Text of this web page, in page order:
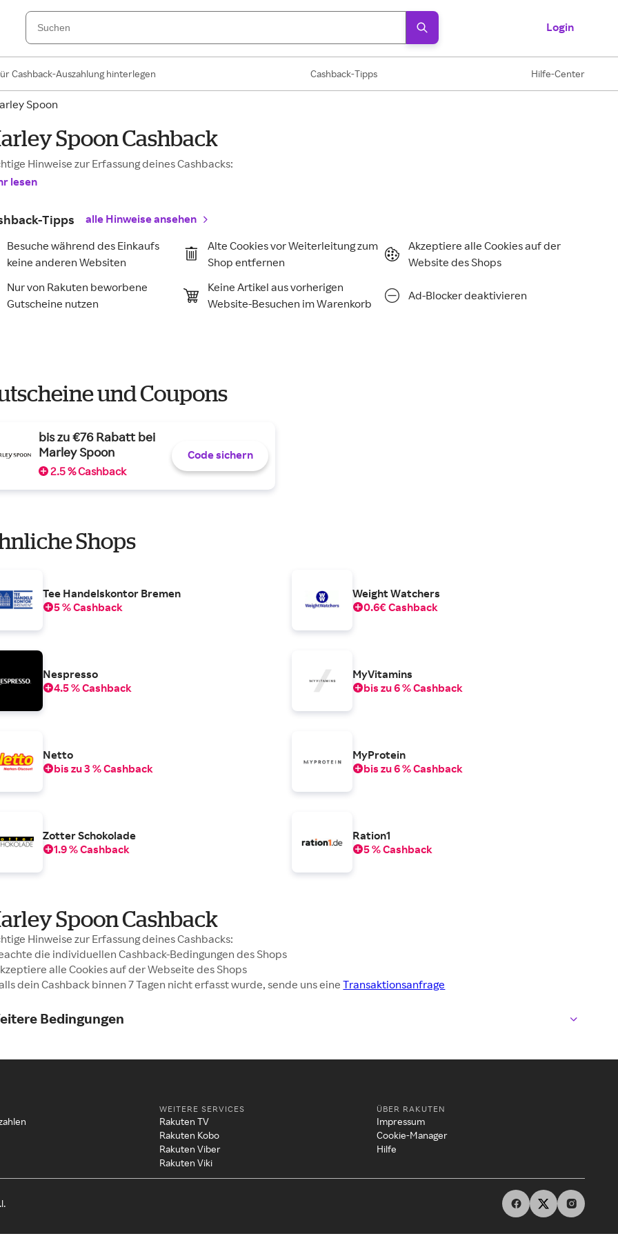
Login
Cashback-Auszahlung hinterlegen Cashback-Tipps Hilfe-Center
Spoon
Spoon Cashback
Hinweise zur Erfassung deines Cashbacks:
lesen
Tipps
alle Hinweise ansehen
Besuche während des Einkaufs
keine anderen Websiten
Alte Cookies vor Weiterleitung zum
Shop entfernen
Akzeptiere alle Cookies auf der
Website des Shops
Nur von Rakuten beworbene
Gutscheine nutzen
Keine Artikel aus vorherigen
Website-Besuchen im Warenkorb
Ad-Blocker deaktivieren
und Coupons
bis zu €76 Rabatt bei
Marley Spoon
2.5 % Cashback
Code sichern
Shops
Tee Handelskontor Bremen
5 % Cashback
Weight Watchers
0.6€ Cashback
Nespresso
4.5 % Cashback
MyVitamins
bis zu 6 % Cashback
Netto
bis zu 3 % Cashback
MyProtein
bis zu 6 % Cashback
Zotter Schokolade
1.9 % Cashback
Ration1
5 % Cashback
Spoon Cashback
Hinweise zur Erfassung deines Cashbacks:
die individuellen Cashback-Bedingungen des Shops
alle Cookies auf der Webseite des Shops
dein Cashback binnen 7 Tagen nicht erfasst wurde, sende uns eineTransaktionsanfrage
Bedingungen
WEITERE SERVICES
Rakuten TV
Rakuten Kobo
Rakuten Viber
Rakuten Viki
ÜBER RAKUTEN
Impressum
Cookie-Manager
Hilfe